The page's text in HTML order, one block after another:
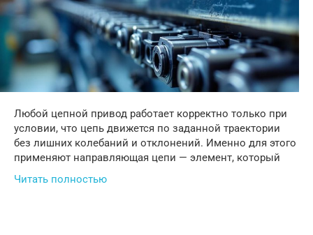
Любой цепной привод работает корректно только при
условии, что цепь движется по заданной траектории
без лишних колебаний и отклонений. Именно для этого
применяют направляющая цепи — элемент, который
Читать полностью